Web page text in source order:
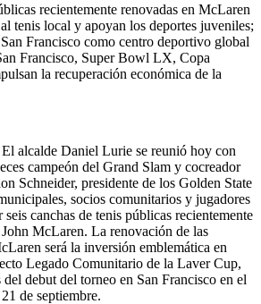
recientemente renovadas en McLaren
tenis local y apoyan los deportes juveniles;
Francisco como centro deportivo global
Francisco, Super Bowl LX, Copa
la recuperación económica de la
alcalde Daniel Lurie se reunió hoy con
campeón del Grand Slam y cocreador
Schneider, presidente de los Golden State
socios comunitarios y jugadores
canchas de tenis públicas recientemente
McLaren. La renovación de las
será la inversión emblemática en
Legado Comunitario de la Laver Cup,
del debut del torneo en San Francisco en el
de septiembre.